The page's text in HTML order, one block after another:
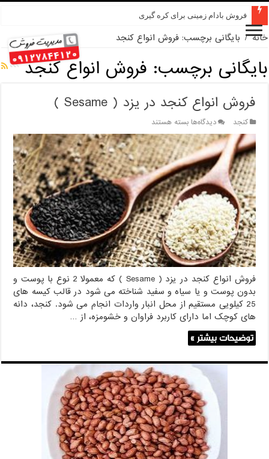
فروش بادام زمینی برای کره گیری
خانه / بایگانی برچسب: فروش انواع کنجد
بایگانی برچسب: فروش انواع کنجد
فروش انواع کنجد در یزد ( Sesame )
کنجد دیدگاه‌هابرای
فروش
انواع
کنجد
در
یزد
(
Sesame
)
بسته هستند
فروش انواع کنجد در یزد ( Sesame ) که معمولا 2 نوع با پوست و
بدون پوست و یا سیاه و سفید شناخته می شود در قالب کیسه های
25 کیلویی مستقیم از محل انبار واردات انجام می شود. کنجد، دانه
های کوچک اما دارای کاربرد فراوان و خشومزه، از …
توضیحات بیشتر »